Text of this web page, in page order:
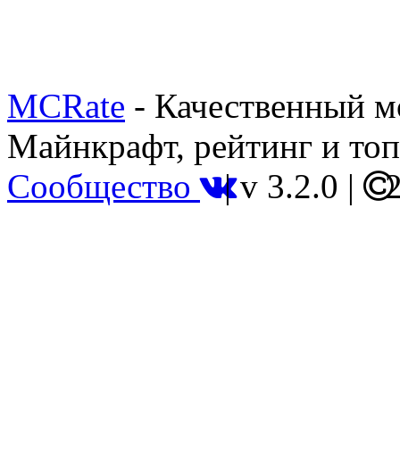
MCRate - Качественный
Майнкрафт, рейтинг и
Сообщество |v 3.2.0 |